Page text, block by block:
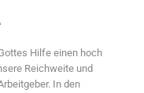
Hilfe einen hoch
Reichweite und
In den